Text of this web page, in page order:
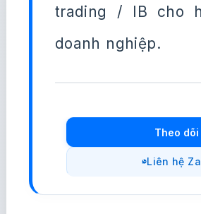
trading / IB cho
doanh nghiệp.
Theo dõi
Liên hệ